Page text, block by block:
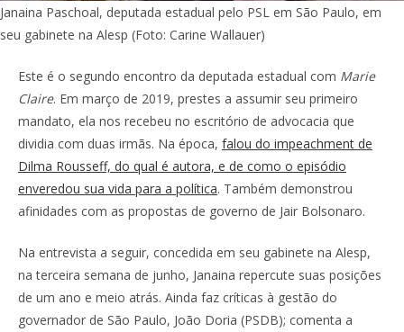
Janaina Paschoal, deputada estadual pelo PSL em São Paulo, em
seu gabinete na Alesp (Foto: Carine Wallauer)
Este é o segundo encontro da deputada estadual com Marie
Claire. Em março de 2019, prestes a assumir seu primeiro
mandato, ela nos recebeu no escritório de advocacia que
dividia com duas irmãs. Na época, falou do impeachment de
Dilma Rousseff, do qual é autora, e de como o episódio
enveredou sua vida para a política. Também demonstrou
afinidades com as propostas de governo de Jair Bolsonaro.
Na entrevista a seguir, concedida em seu gabinete na Alesp,
na terceira semana de junho, Janaina repercute suas posições
de um ano e meio atrás. Ainda faz críticas à gestão do
governador de São Paulo, João Doria (PSDB); comenta a